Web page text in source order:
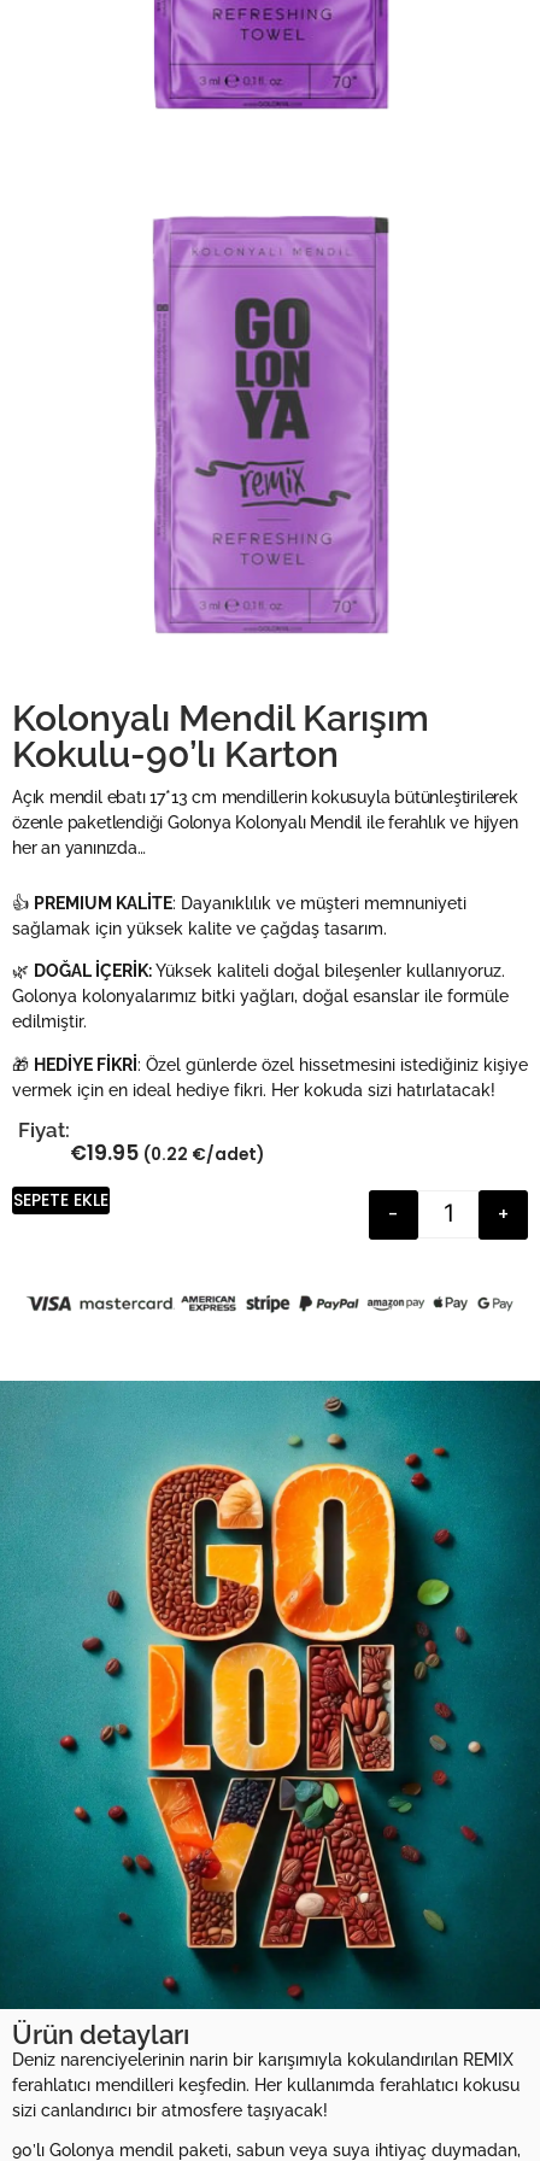
Kolonyalı Mendil Karışım
Kokulu-90’lı Karton
Açık mendil ebatı 17*13 cm mendillerin kokusuyla bütünleştirilerek
özenle paketlendiği Golonya Kolonyalı Mendil ile ferahlık ve hijyen
her an yanınızda…
👍 PREMIUM KALİTE: Dayanıklılık ve müşteri memnuniyeti
sağlamak için yüksek kalite ve çağdaş tasarım.
🌿 DOĞAL İÇERİK:Yüksek kaliteli doğal bileşenler kullanıyoruz.
Golonya kolonyalarımız bitki yağları, doğal esanslar ile formüle
edilmiştir.
🎁 HEDİYE FİKRİ : Özel günlerde özel hissetmesini istediğiniz kişiye
vermek için en ideal hediye fikri. Her kokuda sizi hatırlatacak!
Fiyat:
€19.95 (0.22 €/adet)
- +
SEPETE EKLE
Ürün detayları
Deniz narenciyelerinin narin bir karışımıyla kokulandırılan REMIX
ferahlatıcı mendilleri keşfedin. Her kullanımda ferahlatıcı kokusu
sizi canlandırıcı bir atmosfere taşıyacak!
90’lı Golonya mendil paketi, sabun veya suya ihtiyaç duymadan,